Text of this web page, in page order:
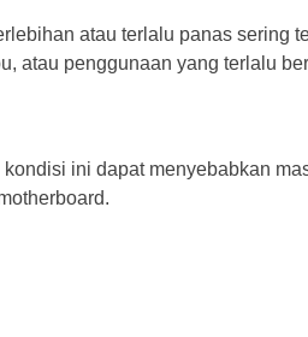
atau terlalu panas sering
atau penggunaan yang terlalu
ini dapat menyebabkan